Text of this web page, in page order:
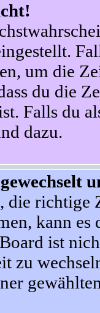
um die
du die
Falls du
dazu.
die richtige
kann es
ist
zu